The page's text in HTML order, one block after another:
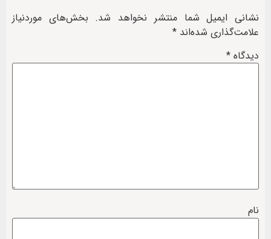
نشانی ایمیل شما منتشر نخواهد شد. بخش‌های موردنیاز
علامت‌گذاری شده‌اند *
دیدگاه *
نام